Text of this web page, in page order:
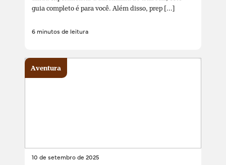
guia completo é para você. Além disso, prep [...]
6 minutos de leitura
10 de setembro de 2025
Aventura